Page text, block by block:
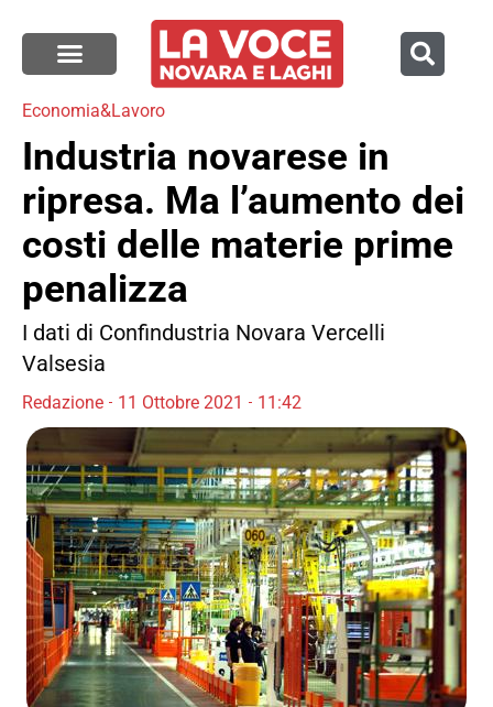
Economia&Lavoro
Industria novarese in
ripresa. Ma l’aumento dei
costi delle materie prime
penalizza
I dati di Confindustria Novara Vercelli
Valsesia
Redazione 11 Ottobre 2021 11:42